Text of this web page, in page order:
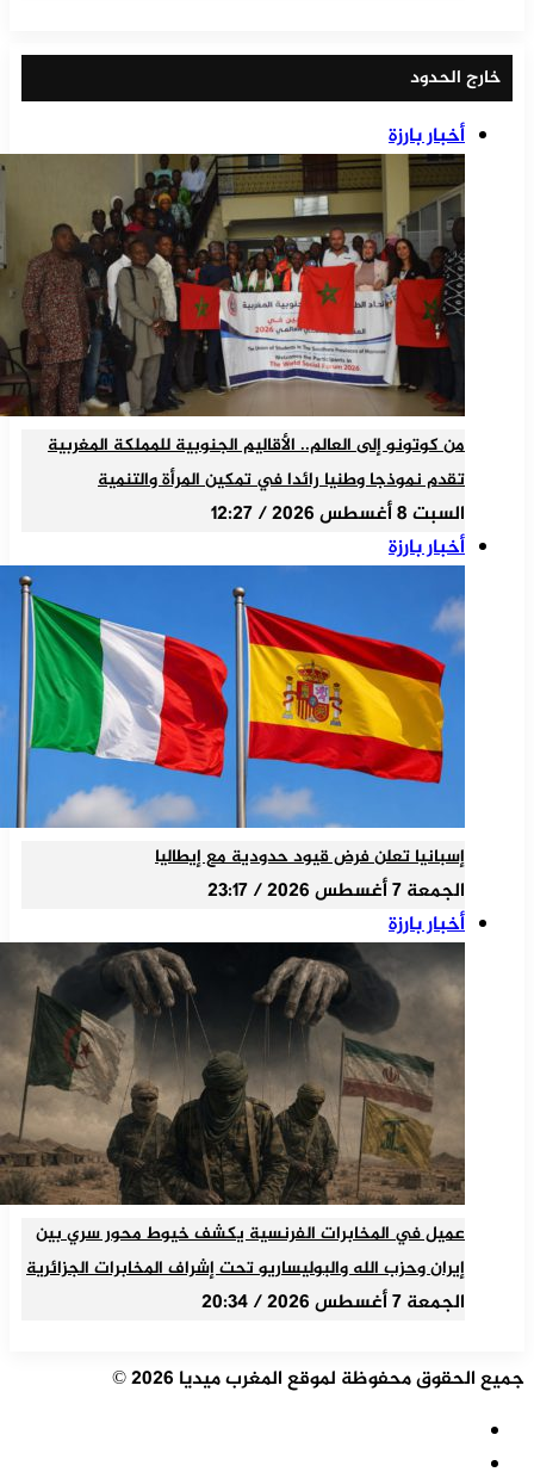
خارج الحدود
أخبار بارزة
من كوتونو إلى العالم.. الأقاليم الجنوبية للمملكة المغربية
تقدم نموذجا وطنيا رائدا في تمكين المرأة والتنمية
السبت 8 أغسطس 2026 / 12:27
أخبار بارزة
إسبانيا تعلن فرض قيود حدودية مع إيطاليا
الجمعة 7 أغسطس 2026 / 23:17
أخبار بارزة
عميل في المخابرات الفرنسية يكشف خيوط محور سري بين
إيران وحزب الله والبوليساريو تحت إشراف المخابرات الجزائرية
الجمعة 7 أغسطس 2026 / 20:34
جميع الحقوق محفوظة لموقع المغرب ميديا 2026 ©